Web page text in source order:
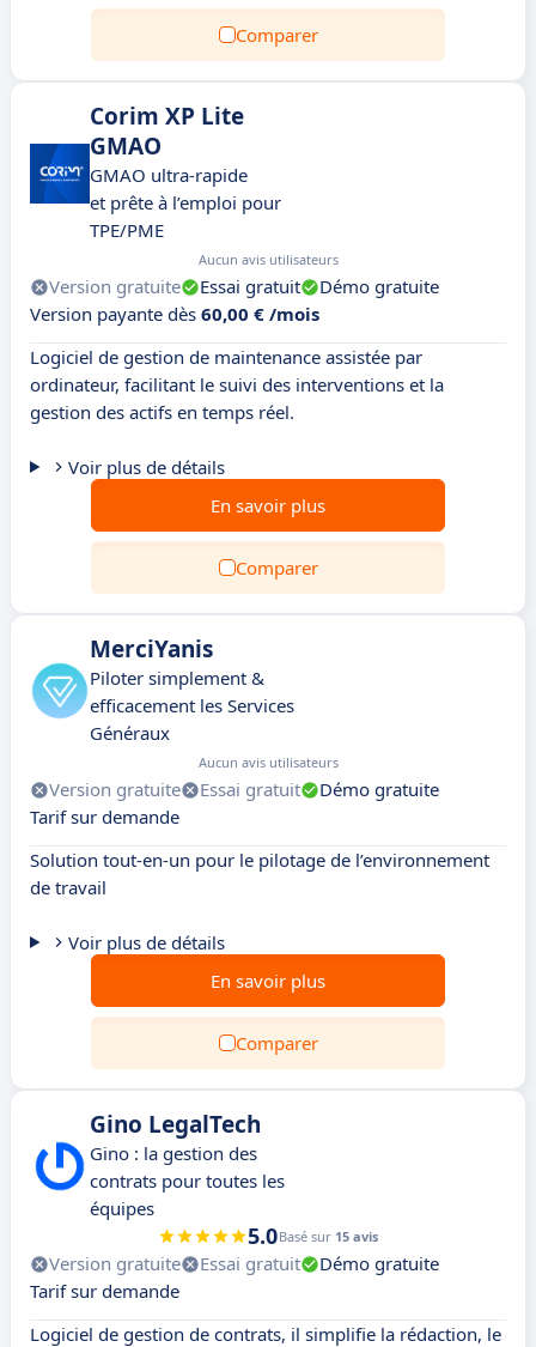
Comparer
Corim XP Lite
GMAO
GMAO ultra-rapide
et prête à l’emploi pour
TPE/PME
Aucun avis utilisateurs
Version gratuite Essai gratuit
Démo gratuite
Version payante dès 60,00 € /mois
Logiciel de gestion de maintenance assistée par
ordinateur, facilitant le suivi des interventions et la
gestion des actifs en temps réel.
Voir plus de détails
En savoir plus
Comparer
MerciYanis
Piloter simplement &
efficacement les Services
Généraux
Aucun avis utilisateurs
Version gratuite Essai gratuit
Démo gratuite
Tarif sur demande
Solution tout-en-un pour le pilotage de l’environnement
de travail
Voir plus de détails
En savoir plus
Comparer
Gino LegalTech
Gino : la gestion des
contrats pour toutes les
équipes
5.0Basé sur 15 avis
Version gratuite Essai gratuit
Démo gratuite
Tarif sur demande
Logiciel de gestion de contrats, il simplifie la rédaction, le